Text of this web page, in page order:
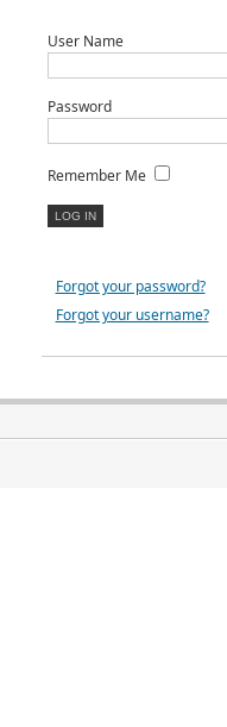
User Name
Password
Remember Me
Forgot your password?
Forgot your username?